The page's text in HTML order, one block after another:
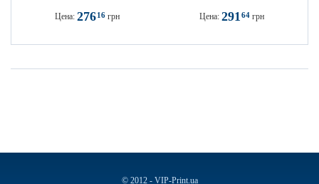
Цена: 27616 грн Цена: 29164 грн
© 2012 - VIP-Print.ua